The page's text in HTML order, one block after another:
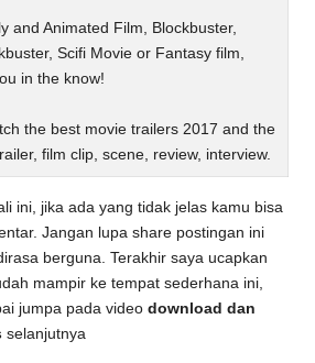
and Animated Film, Blockbuster,
Scifi Movie or Fantasy film,
in the know!
the best movie trailers 2017 and the
film clip, scene, review, interview.
ini, jika ada yang tidak jelas kamu bisa
Jangan lupa share postingan ini
berguna. Terakhir saya ucapkan
mampir ke tempat sederhana ini,
jumpa pada video download dan
selanjutnya